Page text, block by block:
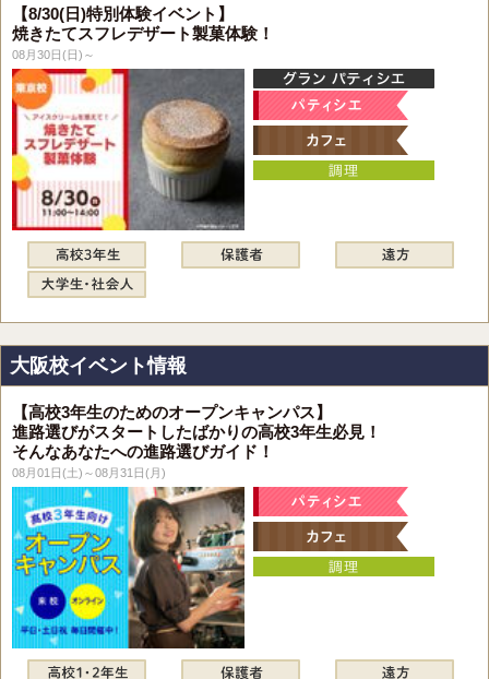
【8/30(日)特別体験イベント】
焼きたてスフレデザート製菓体験！
08月30日(日)～
大阪校イベント情報
【高校3年生のためのオープンキャンパス】
進路選びがスタートしたばかりの高校3年生必見！
そんなあなたへの進路選びガイド！
08月01日(土)～08月31日(月)